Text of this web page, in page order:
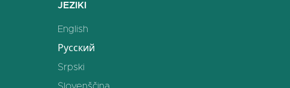
JEZIKI
English
Русский
Srpski